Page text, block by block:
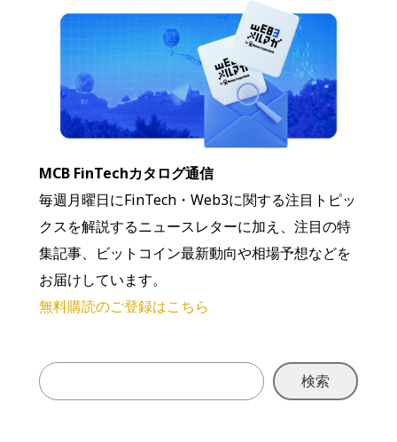
MCB FinTechカタログ通信
毎週月曜日にFinTech・Web3に関する注目トピッ
クスを解説するニュースレターに加え、注目の特
集記事、ビットコイン最新動向や相場予想などを
お届けしています。
無料購読のご登録はこちら
検索